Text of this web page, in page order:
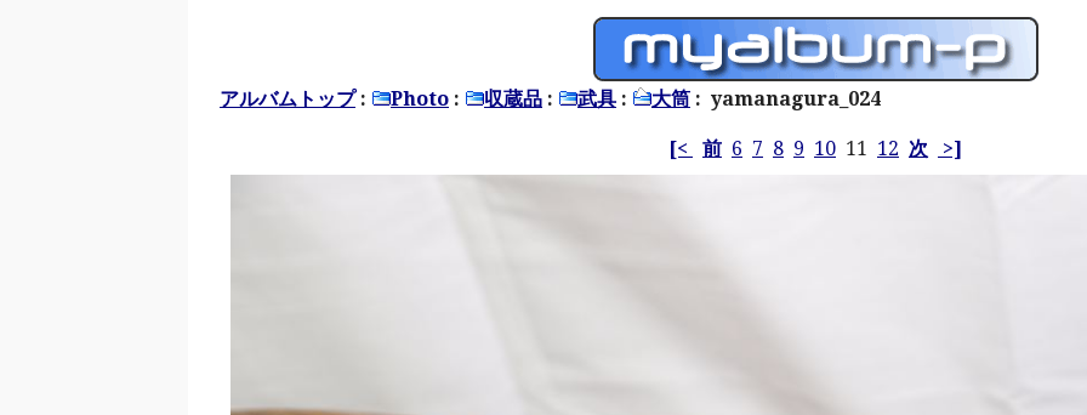
アルバムトップ: Photo : 収蔵品 : 武具 : 大筒 : yamanagura_024
[< 前 6 7 8 9 10 11 12 次 >]